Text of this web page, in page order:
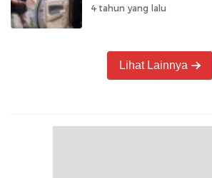
4 tahun yang lalu
Lihat Lainnya